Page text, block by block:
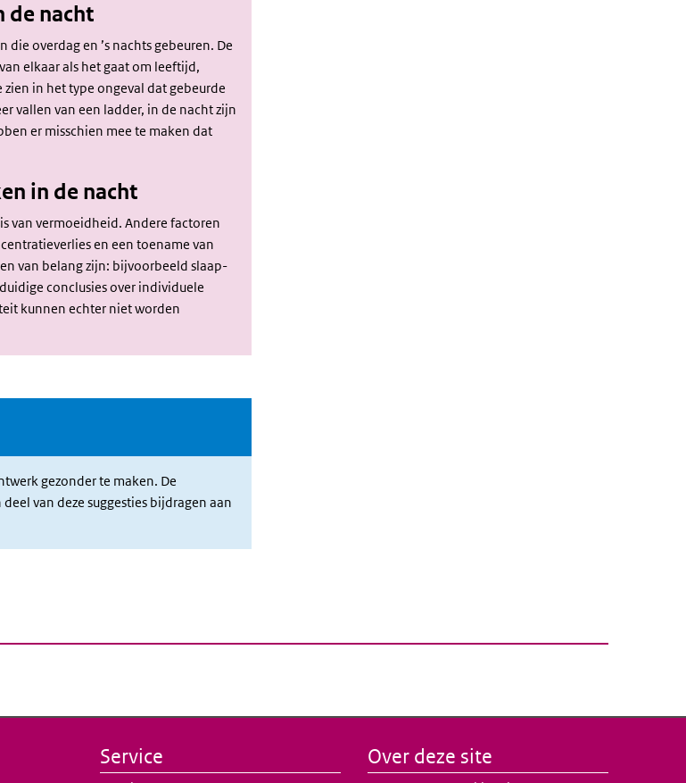
de nacht
overdag en ’s nachts gebeuren. De
elkaar als het gaat om leeftijd,
in het type ongeval dat gebeurde
vallen van een ladder, in de nacht zijn
er misschien mee te maken dat
in de nacht
van vermoeidheid. Andere factoren
en een toename van
van belang zijn: bijvoorbeeld slaap-
conclusies over individuele
kunnen echter niet worden
gezonder te maken. De
van deze suggesties bijdragen aan
Service Over deze site